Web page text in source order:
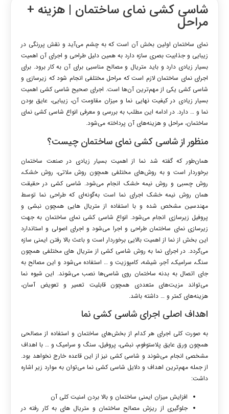
شاسی کشی نمای ساختمان | هزینه +
مراحل
نمای ساختمان اولین بخش آن است که به چشم می‌آید و نقش پررنگی در
زیبایی و جذابیت بصری سازه دارد به همین دلیل طراحی و اجرای آن اهمیت
بسیار زیادی دارد و باید متریال و مصالح مناسبی برای آن به کار برود. برای
اجرای نمای ساختمان لازم است که مراحل مختلفی انجام شود که زیرسازی و
شاسی کشی یکی از مهم‌ترین آن‌ها است. اجرای صحیح شاسی کشی اهمیت
بسیار زیادی در کیفیت نهایی نما و میزان مقاومت آن، زیبایی، عایق بودن
نما و … دارد. در ادامه این مطلب به بررسی و معرفی انواع شاسی کشی نمای
ساختمان، مراحل و هزینه‌های آن پرداخته می‌شود.
منظور از شاسی کشی نمای ساختمان چیست؟
همان‌طور که گفته شد نما از اهمیت بسیار زیادی در صنعت ساختمان
برخوردار است و به روش‌های مختلفی همچون روش ملاتی، روش خشک،
روش چسبی و روش نیمه خشک انجام می‌شود. شاسی کشی در حقیقت
همان روش نیمه خشک اجرای نما است به‌گونه‌ای که طراحی نما توسط
مهندسین مشخص شده و با استفاده از متریال هایی همچون نبشی و
پروفیل زیرسازی انجام می‌شود. انواع شاسی کشی نمای ساختمان به جهت
زیرسازی نمای ساختمان طراحی و اجرا می‌شود و اجرای اصولی و استاندارد
این بخش از نما از اهمیت بالایی برخوردار است و باعث بالا رفتن ایمنی سازه
می‌گردد. در اجرای نما به روش شاسی کشی از متریال های مختلفی همچون
سنگ، سرامیک، آجر، شیشه، کامپوزیت و … استفاده می‌شود و این مصالح به
جای اتصال به بدنه ساختمان روی شاسی‌ها نصب می‌شوند. این شیوه نما
می‌تواند مزیت‌های متعددی همچون قابلیت تعمیر و تعویض آسان،
هزینه‌های کمتر و … داشته باشد.
اهداف اصلی اجرای شاسی کشی نما
به صورت کلی اجرای هر کدام از بخش‌های ساختمان و استفاده از مصالحی
همچون ورق عایق پلاستوفوم، نبشی، پروفیل، سنگ و سرامیک و … با اهداف
مشخصی انجام می‌شوند و شاسی کشی نیز از این قاعده خارج نخواهد بود.
از جمله مهم‌ترین اهداف و دلایل شاسی کشی نما می‌توان به موارد زیر اشاره
داشت:
افزایش میزان ایمنی ساختمان و بالا بردن امنیت کلی آن
جلوگیری از ریزش مصالح ساختمان و متریال های به کار رفته در